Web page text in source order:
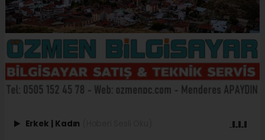
Erkek Kadın